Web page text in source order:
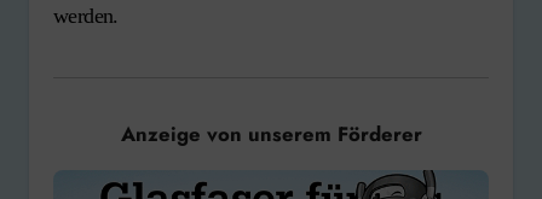
werden.
Anzeige von unserem Förderer